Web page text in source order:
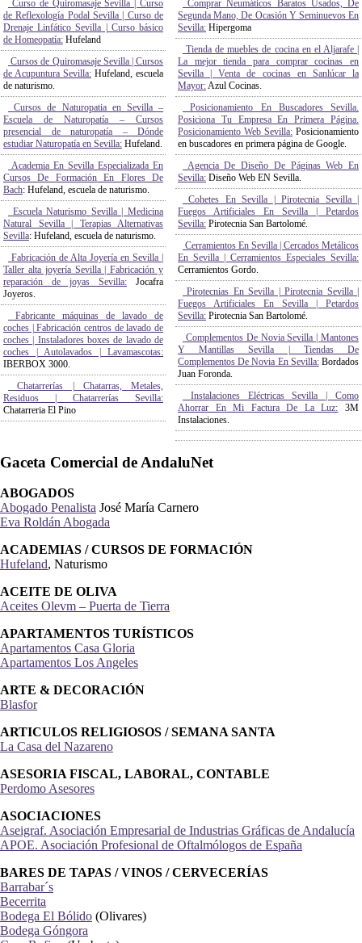
Curso de Quiromasaje Sevilla | Curso
de Reflexología Podal Sevilla | Curso de
Drenaje Linfático Sevilla | Curso básico
de Homeopatía:Hufeland
Cursos de Quiromasaje Sevilla | Cursos
de Acupuntura Sevilla: Hufeland, escuela
de naturismo.
Cursos de Naturopatia en Sevilla –
Escuela de Naturopatía – Cursos
presencial de naturopatía – Dónde
estudiar Naturopatía en Sevilla:Hufeland.
Academia En Sevilla Especializada En
Cursos De Formación En Flores De
Bach: Hufeland, escuela de naturismo.
Escuela Naturismo Sevilla | Medicina
Natural Sevilla | Terapias Alternativas
Sevilla: Hufeland, escuela de naturismo.
Fabricación de Alta Joyería en Sevilla |
Taller alta joyería Sevilla | Fabricación y
reparación de joyas Sevilla:
Joyeros.
Fabricante máquinas de lavado de
coches | Fabricación centros de lavado de
coches | Instaladores boxes de lavado de
coches | Autolavados | Lavamascotas:
IBERBOX 3000.
Chatarrerías | Chatarras, Metales,
Residuos | Chatarrerías Sevilla:
Chatarreria El Pino
Comprar Neumáticos Baratos Usados, De
Segunda Mano, De Ocasión Y Seminuevos En
Sevilla:Hipergoma
Tienda de muebles de cocina en el Aljarafe |
La mejor tienda para comprar cocinas en
Sevilla | Venta de cocinas en Sanlúcar la
Mayor:Azul Cocinas.
Posicionamiento En Buscadores Sevilla.
Posiciona Tu Empresa En Primera Página.
Posicionamiento Web Sevilla:Posicionamiento
en buscadores en primera página de Google.
Agencia De Diseño De Páginas Web En
Sevilla:Diseño Web EN Sevilla.
Cohetes En Sevilla | Pirotecnia Sevilla |
Fuegos Artificiales En Sevilla | Petardos
Sevilla:Pirotecnia San Bartolomé.
Cerramientos En Sevilla | Cercados Metálicos
En Sevilla | Cerramientos Especiales Sevilla:
Cerramientos Gordo.
Pirotecnias En Sevilla | Pirotecnia Sevilla |
Fuegos Artificiales En Sevilla | Petardos
Sevilla:Pirotecnia San Bartolomé.
Complementos De Novia Sevilla | Mantones
Y Mantillas Sevilla | Tiendas De
Complementos De Novia En Sevilla:Bordados
Juan Foronda.
Instalaciones Eléctricas Sevilla | Como
Ahorrar En Mi Factura De La Luz:3M
Instalaciones.
Gaceta Comercial de AndaluNet
ABOGADOS
Abogado Penalista José María Carnero
Eva Roldán Abogada
ACADEMIAS / CURSOS DE FORMACIÓN
Hufeland, Naturismo
ACEITE DE OLIVA
Aceites Olevm – Puerta de Tierra
APARTAMENTOS TURÍSTICOS
Apartamentos Casa Gloria
Apartamentos Los Angeles
ARTE & DECORACIÓN
Blasfor
ARTICULOS RELIGIOSOS / SEMANA SANTA
La Casa del Nazareno
ASESORIA FISCAL, LABORAL, CONTABLE
Perdomo Asesores
ASOCIACIONES
Aseigraf. Asociación Empresarial de Industrias Gráficas de Andalucía
APOE. Asociación Profesional de Oftalmólogos de España
BARES DE TAPAS / VINOS / CERVECERÍAS
Barrabar´s
Becerrita
Bodega El Bólido (Olivares)
Bodega Góngora